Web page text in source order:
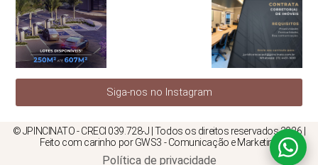
Siga-nos no Instagram
© JPINCINATO - CRECI 039.728-J | Todos os direitos reservados 2026 |
Feito com carinho por GWS3 - Comunicação e Marketing
Política de privacidade